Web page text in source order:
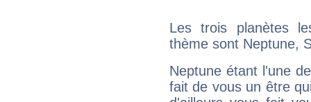
Les trois planètes
thème sont Neptune,
Neptune étant l'une
fait de vous un être